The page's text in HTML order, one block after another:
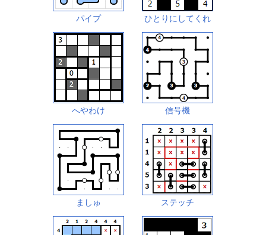
パイプ ひとりにしてくれ
へやわけ 信号機
ましゅ ステッチ